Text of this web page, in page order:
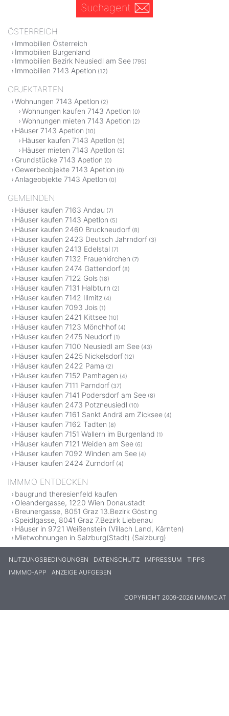
Suchagent
ÖSTERREICH
Immobilien Österreich
Immobilien Burgenland
Immobilien Bezirk Neusiedl am See (795)
Immobilien 7143 Apetlon (12)
OBJEKTARTEN
Wohnungen 7143 Apetlon (2)
Wohnungen kaufen 7143 Apetlon (0)
Wohnungen mieten 7143 Apetlon (2)
Häuser 7143 Apetlon (10)
Häuser kaufen 7143 Apetlon (5)
Häuser mieten 7143 Apetlon (5)
Grundstücke 7143 Apetlon (0)
Gewerbeobjekte 7143 Apetlon (0)
Anlageobjekte 7143 Apetlon (0)
GEMEINDEN
Häuser kaufen 7163 Andau (7)
Häuser kaufen 7143 Apetlon (5)
Häuser kaufen 2460 Bruckneudorf (8)
Häuser kaufen 2423 Deutsch Jahrndorf (3)
Häuser kaufen 2413 Edelstal (7)
Häuser kaufen 7132 Frauenkirchen (7)
Häuser kaufen 2474 Gattendorf (8)
Häuser kaufen 7122 Gols (18)
Häuser kaufen 7131 Halbturn (2)
Häuser kaufen 7142 Illmitz (4)
Häuser kaufen 7093 Jois (1)
Häuser kaufen 2421 Kittsee (10)
Häuser kaufen 7123 Mönchhof (4)
Häuser kaufen 2475 Neudorf (1)
Häuser kaufen 7100 Neusiedl am See (43)
Häuser kaufen 2425 Nickelsdorf (12)
Häuser kaufen 2422 Pama (2)
Häuser kaufen 7152 Pamhagen (4)
Häuser kaufen 7111 Parndorf (37)
Häuser kaufen 7141 Podersdorf am See (8)
Häuser kaufen 2473 Potzneusiedl (10)
Häuser kaufen 7161 Sankt Andrä am Zicksee (4)
Häuser kaufen 7162 Tadten (8)
Häuser kaufen 7151 Wallern im Burgenland (1)
Häuser kaufen 7121 Weiden am See (6)
Häuser kaufen 7092 Winden am See (4)
Häuser kaufen 2424 Zurndorf (4)
IMMMO ENTDECKEN
baugrund theresienfeld kaufen
Oleandergasse, 1220 Wien Donaustadt
Breunergasse, 8051 Graz 13.Bezirk Gösting
Speidlgasse, 8041 Graz 7.Bezirk Liebenau
Häuser in 9721 Weißenstein (Villach Land, Kärnten)
Mietwohnungen in Salzburg(Stadt) (Salzburg)
NUTZUNGSBEDINGUNGEN DATENSCHUTZ IMPRESSUM
TIPPS
IMMMO-APP
ANZEIGE AUFGEBEN
COPYRIGHT 2009-2026 IMMMO.AT